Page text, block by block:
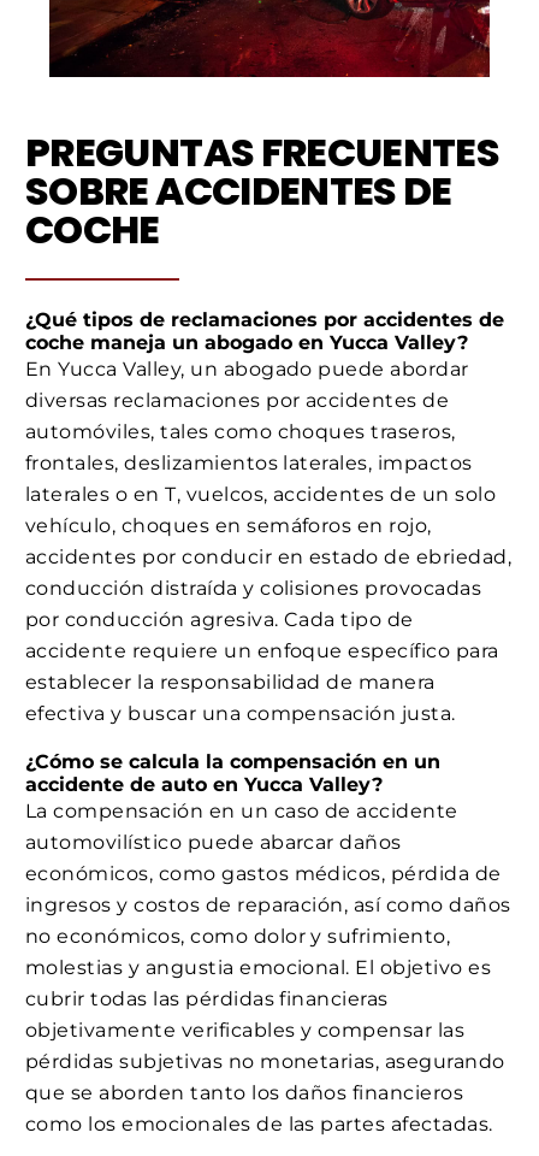
PREGUNTAS FRECUENTES
SOBRE ACCIDENTES DE
COCHE
¿Qué tipos de reclamaciones por accidentes de
coche maneja un abogado en Yucca Valley?
En Yucca Valley, un abogado puede abordar
diversas reclamaciones por accidentes de
automóviles, tales como choques traseros,
frontales, deslizamientos laterales, impactos
laterales o en T, vuelcos, accidentes de un solo
vehículo, choques en semáforos en rojo,
accidentes por conducir en estado de ebriedad,
conducción distraída y colisiones provocadas
por conducción agresiva. Cada tipo de
accidente requiere un enfoque específico para
establecer la responsabilidad de manera
efectiva y buscar una compensación justa.
¿Cómo se calcula la compensación en un
accidente de auto en Yucca Valley?
La compensación en un caso de accidente
automovilístico puede abarcar daños
económicos, como gastos médicos, pérdida de
ingresos y costos de reparación, así como daños
no económicos, como dolor y sufrimiento,
molestias y angustia emocional. El objetivo es
cubrir todas las pérdidas financieras
objetivamente verificables y compensar las
pérdidas subjetivas no monetarias, asegurando
que se aborden tanto los daños financieros
como los emocionales de las partes afectadas.